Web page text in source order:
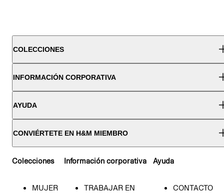
COLECCIONES
INFORMACIÓN CORPORATIVA
AYUDA
CONVIÉRTETE EN H&M MIEMBRO
Colecciones
MUJER
Información corporativa
TRABAJAR EN
Ayuda
CONTACTO